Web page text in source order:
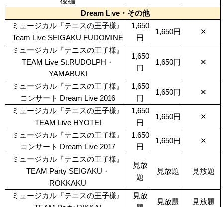
Dream Live・その他
ミュージカル『テニスの王子様』
Team Live SEIGAKU FUDOMINE
1,650
円
1,650円 ✕
ミュージカル『テニスの王子様』
TEAM Live St.RUDOLPH・
YAMABUKI
1,650
円
1,650円 ✕
ミュージカル『テニスの王子様』
コンサート Dream Live 2016
1,650
円
1,650円 ✕
ミュージカル『テニスの王子様』
TEAM Live HYŌTEI
1,650
円
1,650円 ✕
ミュージカル『テニスの王子様』
コンサート Dream Live 2017
1,650
円
1,650円 ✕
ミュージカル『テニスの王子様』
TEAM Party SEIGAKU・
ROKKAKU
見放
題
見放題 見放題
ミュージカル『テニスの王子様』
見放
見放題 見放題